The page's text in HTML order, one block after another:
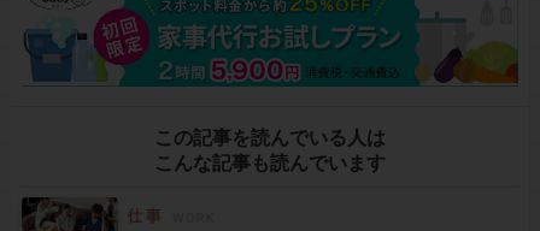
この記事を読んでいる人は
こんな記事も読んでいます